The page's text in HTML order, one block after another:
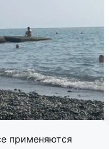
применяются